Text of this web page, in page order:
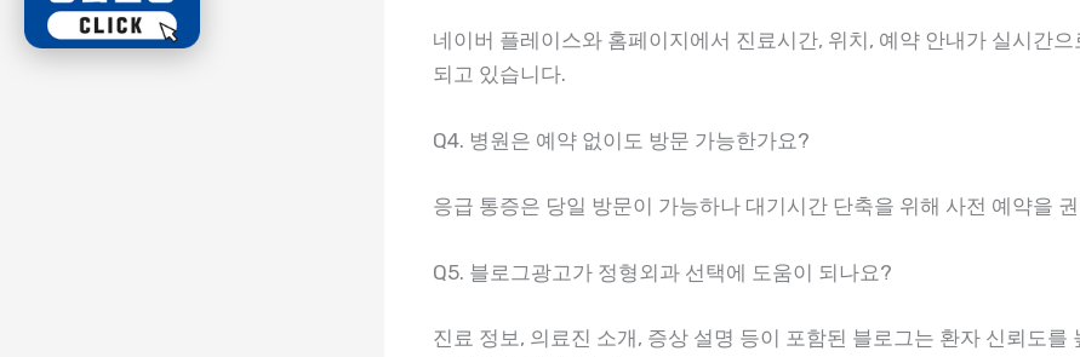
네이버 플레이스와 홈페이지에서 진료시간, 위치, 예약 안내가 실시간으
되고 있습니다.
Q4. 병원은 예약 없이도 방문 가능한가요?
응급 통증은 당일 방문이 가능하나 대기시간 단축을 위해 사전 예약을
Q5. 블로그광고가 정형외과 선택에 도움이 되나요?
진료 정보, 의료진 소개, 증상 설명 등이 포함된 블로그는 환자 신뢰도를